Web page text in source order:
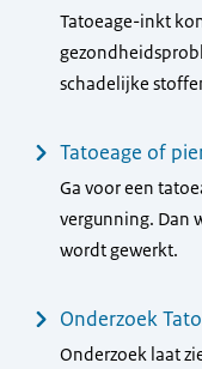
Tatoeage-inkt
schadelijke
Tatoeage of
Ga voor een
vergunning. Dan
wordt gewerkt.
Onderzoek
Onderzoek laat